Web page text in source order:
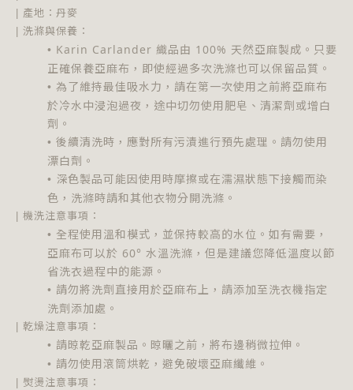
產地 ： 丹麥
洗滌與保養 ：
• Karin Carlander 織品由 100% 天然亞麻製成。只要
正確保養亞麻布，即使經過多次洗滌也可以保留品質。
• 為了維持最佳吸水力，請在第一次使用之前將亞麻布
於冷水中浸泡過夜，途中切勿使用肥皂、清潔劑或增白
劑。
• 後續清洗時，應對所有污漬進行預先處理。請勿使用
漂白劑。
• 深色製品可能因使用時摩擦或在濡濕狀態下接觸而染
色，洗滌時請和其他衣物分開洗滌。
機洗注意事項 ：
• 全程使用溫和模式，並保持較高的水位。如有需要，
亞麻布可以於 60° 水溫洗滌，但是建議您降低溫度以節
省洗衣過程中的能源。
• 請勿將洗劑直接用於亞麻布上，請添加至洗衣機指定
洗劑添加處。
乾燥注意事項 ：
• 請晾乾亞麻製品。晾曬之前，將布邊稍微拉伸。
• 請勿使用滾筒烘乾，避免破壞亞麻纖維。
熨燙注意事項 ：